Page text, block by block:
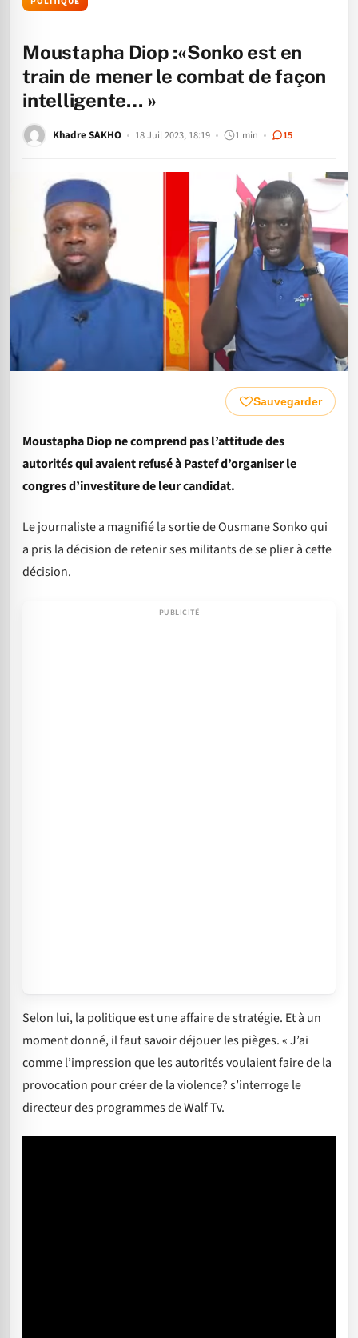
Moustapha Diop :«Sonko est en
train de mener le combat de façon
intelligente… »
Khadre SAKHO 18 Juil 2023, 18:19 1 min 15
Sauvegarder
Moustapha Diop ne comprend pas l’attitude des
autorités qui avaient refusé à Pastef d’organiser le
congres d’investiture de leur candidat.
Le journaliste a magnifié la sortie de Ousmane Sonko qui
a pris la décision de retenir ses militants de se plier à cette
décision.
Selon lui, la politique est une affaire de stratégie. Et à un
moment donné, il faut savoir déjouer les pièges. « J’ai
comme l’impression que les autorités voulaient faire de la
provocation pour créer de la violence? s’interroge le
directeur des programmes de Walf Tv.